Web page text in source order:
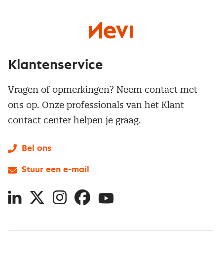
Klantenservice
Vragen of opmerkingen? Neem contact met
ons op. Onze professionals van het Klant
contact center helpen je graag.
Bel ons
Stuur een e-mail
LinkedIn
X InstagramFacebookYouTube